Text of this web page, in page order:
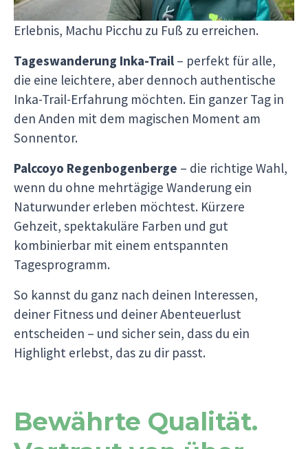
Übernachtungen im Zelt, und das einzigartige
Erlebnis, Machu Picchu zu Fuß zu erreichen.
Tageswanderung Inka-Trail – perfekt für alle,
die eine leichtere, aber dennoch authentische
Inka-Trail-Erfahrung möchten. Ein ganzer Tag in
den Anden mit dem magischen Moment am
Sonnentor.
Palccoyo Regenbogenberge – die richtige Wahl,
wenn du ohne mehrtägige Wanderung ein
Naturwunder erleben möchtest. Kürzere
Gehzeit, spektakuläre Farben und gut
kombinierbar mit einem entspannten
Tagesprogramm.
So kannst du ganz nach deinen Interessen,
deiner Fitness und deiner Abenteuerlust
entscheiden – und sicher sein, dass du ein
Highlight erlebst, das zu dir passt.
Bewährte Qualität.